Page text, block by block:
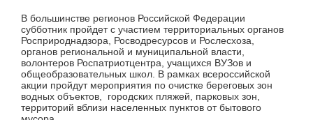
В большинстве регионов Российской Федерации
субботник пройдет с участием территориальных органов
Росприроднадзора, Росводресурсов и Рослесхоза,
органов региональной и муниципальной власти,
волонтеров Роспатриотцентра, учащихся ВУЗов и
общеобразовательных школ. В рамках всероссийской
акции пройдут мероприятия по очистке береговых зон
водных объектов, городских пляжей, парковых зон,
территорий вблизи населенных пунктов от бытового